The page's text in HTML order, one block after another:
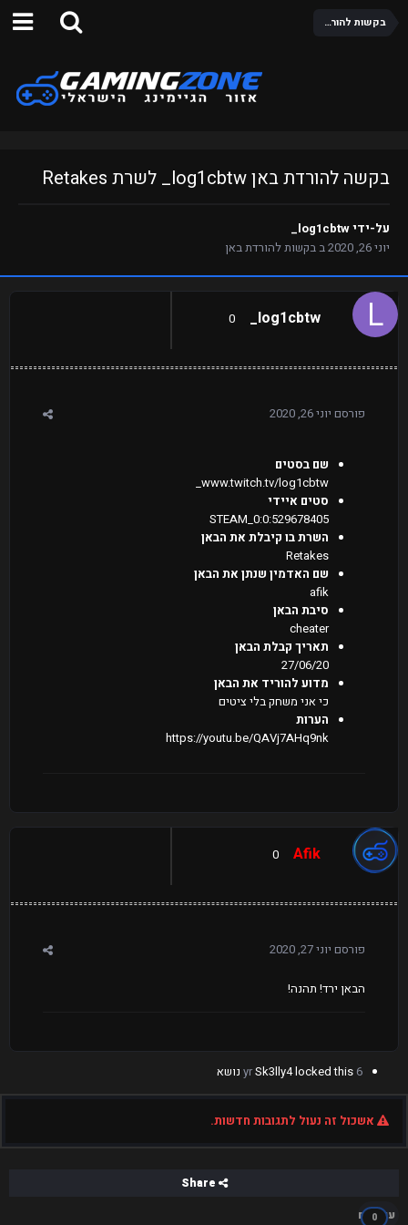
בקשות להורדת באן
בקשה להורדת באן log1cbtw_ לשרת Retakes
על-ידיlog1cbtw_
יוני 26, 2020
בבקשות להורדת באן
log1cbtw_
0
פורסם יוני 26, 2020
שם בסטים
www.twitch.tv/log1cbtw_
סטים איידי
STEAM_0:0:529678405
השרת בו קיבלת את הבאן
Retakes
שם האדמין שנתן את הבאן
afik
סיבת הבאן
cheater
תאריך קבלת הבאן
27/06/20
מדוע להוריד את הבאן
כי אני משחק בלי ציטים
הערות
https://youtu.be/QAVj7AHq9nk
Afik
0
פורסם יוני 27, 2020
הבאן ירד! תהנה!
6 yr
Sk3lly4locked this נושא
אשכול זה נעול לתגובות חדשות.
עוקבים
0